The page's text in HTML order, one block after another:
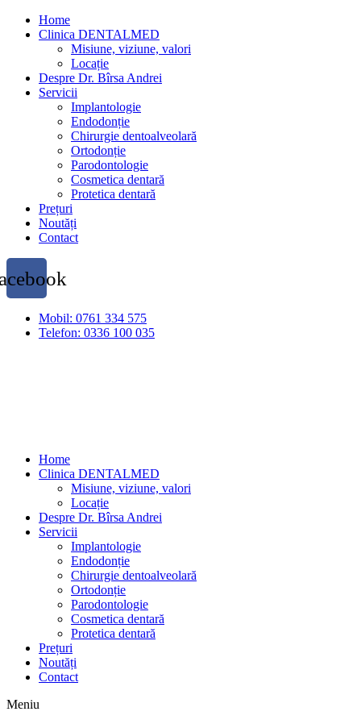
Home
Clinica DENTALMED
Misiune, viziune, valori
Locație
Despre Dr. Bîrsa Andrei
Servicii
Implantologie
Endodonție
Chirurgie dentoalveolară
Ortodonție
Parodontologie
Cosmetica dentară
Protetica dentară
Prețuri
Noutăți
Contact
Mobil: 0761 334 575
Telefon: 0336 100 035
Home
Clinica DENTALMED
Misiune, viziune, valori
Locație
Despre Dr. Bîrsa Andrei
Servicii
Implantologie
Endodonție
Chirurgie dentoalveolară
Ortodonție
Parodontologie
Cosmetica dentară
Protetica dentară
Prețuri
Noutăți
Contact
Meniu